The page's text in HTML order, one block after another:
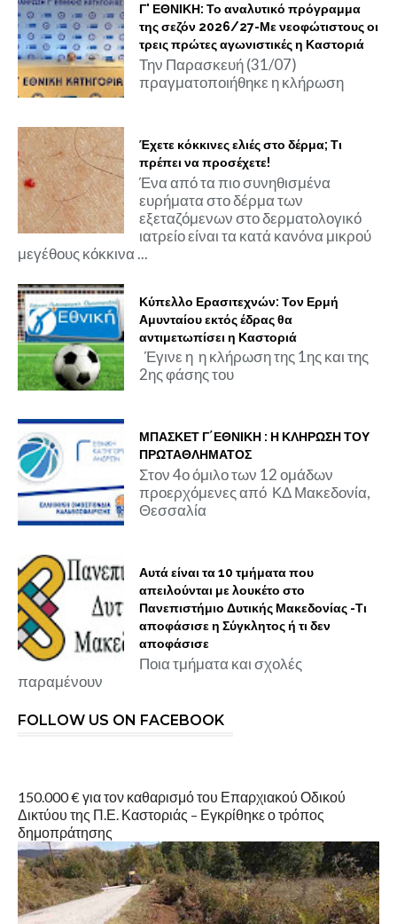
Γ' ΕΘΝΙΚΗ: Το αναλυτικό πρόγραμμα
της σεζόν 2026/27-Με νεοφώτιστους οι
τρεις πρώτες αγωνιστικές η Καστοριά
Την Παρασκευή (31/07)
πραγματοποιήθηκε η κλήρωση
Έχετε κόκκινες ελιές στο δέρμα; Τι
πρέπει να προσέχετε!
Ένα από τα πιο συνηθισμένα
ευρήματα στο δέρμα των
εξεταζόμενων στο δερματολογικό
ιατρείο είναι τα κατά κανόνα μικρού
μεγέθους κόκκινα ...
Κύπελλο Ερασιτεχνών: Τον Ερμή
Αμυνταίου εκτός έδρας θα
αντιμετωπίσει η Καστοριά
Έγινε η η κλήρωση της 1ης και της
2ης φάσης του
ΜΠΑΣΚΕΤ Γ΄ΕΘΝΙΚΗ : Η ΚΛΗΡΩΣΗ ΤΟΥ
ΠΡΩΤΑΘΛΗΜΑΤΟΣ
Στον 4ο όμιλο των 12 ομάδων
προερχόμενες από ΚΔ Μακεδονία,
Θεσσαλία
Αυτά είναι τα 10 τμήματα που
απειλούνται με λουκέτο στο
Πανεπιστήμιο Δυτικής Μακεδονίας -Τι
αποφάσισε η Σύγκλητος ή τι δεν
αποφάσισε
Ποια τμήματα και σχολές
παραμένουν
FOLLOW US ON FACEBOOK
150.000 € για τον καθαρισμό του Επαρχιακού Οδικού
Δικτύου της Π.Ε. Καστοριάς – Εγκρίθηκε ο τρόπος
δημοπράτησης